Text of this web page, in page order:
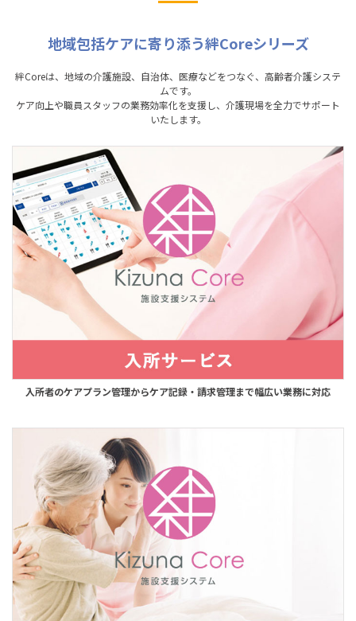
地域包括ケアに寄り添う絆Coreシリーズ
絆Coreは、地域の介護施設、自治体、医療などをつなぐ、高齢者介護システ
ムです。
ケア向上や職員スタッフの業務効率化を支援し、介護現場を全力でサポート
いたします。
入所者のケアプラン管理からケア記録・請求管理まで幅広い業務に対応